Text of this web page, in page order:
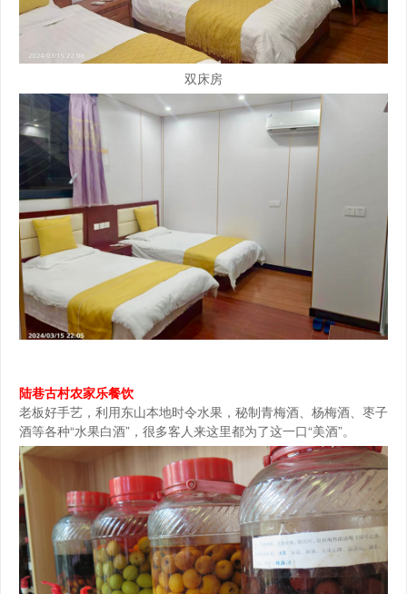
双床房
陆巷古村农家乐餐饮
老板好手艺，利用东山本地时令水果，秘制青梅酒、杨梅酒、枣子
酒等各种“水果白酒”，很多客人来这里都为了这一口“美酒”。